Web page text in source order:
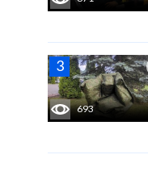
693